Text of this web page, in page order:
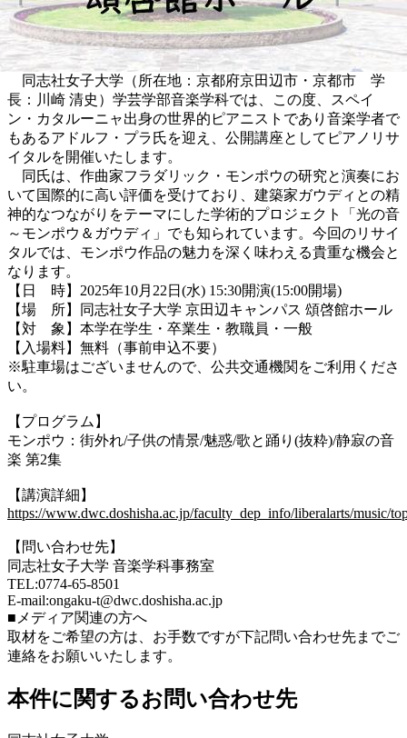
同志社女子大学（所在地：京都府京田辺市・京都市 学
長：川崎 清史）学芸学部音楽学科では、この度、スペイ
ン・カタルーニャ出身の世界的ピアニストであり音楽学者で
もあるアドルフ・プラ氏を迎え、公開講座としてピアノリサ
イタルを開催いたします。
同氏は、作曲家フラダリック・モンポウの研究と演奏にお
いて国際的に高い評価を受けており、建築家ガウディとの精
神的なつながりをテーマにした学術的プロジェクト「光の音
～モンポウ＆ガウディ」でも知られています。今回のリサイ
タルでは、モンポウ作品の魅力を深く味わえる貴重な機会と
なります。
【⽇ 時】2025年10⽉22⽇(水) 15:30開演(15:00開場)
【場 所】同志社女子大学 京田辺キャンパス 頌啓館ホール
【対 象】本学在学生・卒業⽣・教職員・一般
【入場料】無料（事前申込不要）
※駐車場はございませんので、公共交通機関をご利用くださ
い。
【プログラム】
モンポウ：街外れ/子供の情景/魅惑/歌と踊り(抜粋)/静寂の音
楽 第2集
【講演詳細】
https://www.dwc.doshisha.ac.jp/faculty_dep_info/liberalarts/music/
【問い合わせ先】
同志社⼥⼦⼤学 音楽学科事務室
TEL:0774-65-8501
E-mail:ongaku-t@dwc.doshisha.ac.jp
■メディア関連の⽅へ
取材をご希望の⽅は、お⼿数ですが下記問い合わせ先までご
連絡をお願いいたします。
本件に関するお問い合わせ先